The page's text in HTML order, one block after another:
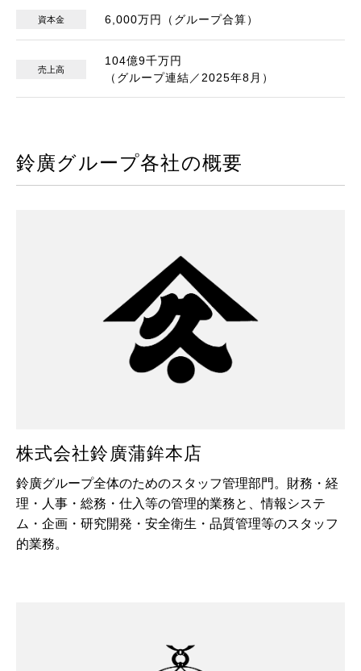
資本金 6,000万円（グループ合算）
売上高
104億9千万円
（グループ連結／2025年8月）
鈴廣グループ各社の概要
株式会社鈴廣蒲鉾本店
鈴廣グループ全体のためのスタッフ管理部門。 財務・経
理・人事・総務・仕入等の管理的業務と、情報システ
ム・企画・研究開発・安全衛生・品質管理等のスタッフ
的業務。